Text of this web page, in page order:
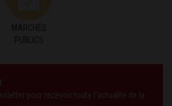
MARCHÉS
PUBLICS
pour recevoir toute l'actualité de la